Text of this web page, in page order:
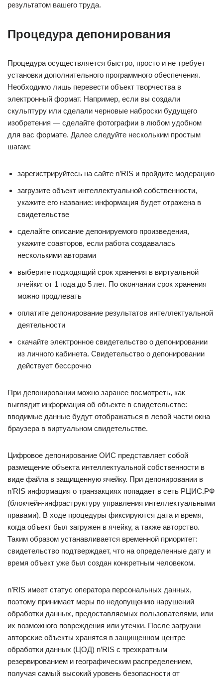
результатом вашего труда.
Процедура депонирования
Процедура осуществляется быстро, просто и не требует
установки дополнительного программного обеспечения.
Необходимо лишь перевести объект творчества в
электронный формат. Например, если вы создали
скульптуру или сделали черновые наброски будущего
изобретения — сделайте фотографии в любом удобном
для вас формате. Далее следуйте нескольким простым
шагам:
зарегистрируйтесь на сайте n’RIS и пройдите модерацию
загрузите объект интеллектуальной собственности,
укажите его название: информация будет отражена в
свидетельстве
сделайте описание депонируемого произведения,
укажите соавторов, если работа создавалась
несколькими авторами
выберите подходящий срок хранения в виртуальной
ячейки: от 1 года до 5 лет. По окончании срок хранения
можно продлевать
оплатите депонирование результатов интеллектуальной
деятельности
скачайте электронное свидетельство о депонировании
из личного кабинета. Свидетельство о депонировании
действует бессрочно
При депонировании можно заранее посмотреть, как
выглядит информация об объекте в свидетельстве:
вводимые данные будут отображаться в левой части окна
браузера в виртуальном свидетельстве.
Цифровое депонирование ОИС представляет собой
размещение объекта интеллектуальной собственности в
виде файла в защищенную ячейку. При депонировании в
n’RIS информация о транзакциях попадает в сеть РЦИС.РФ
(блокчейн-инфраструктуру управления интеллектуальными
правами). В ходе процедуры фиксируются дата и время,
когда объект был загружен в ячейку, а также авторство.
Таким образом устанавливается временной приоритет:
свидетельство подтверждает, что на определенные дату и
время объект уже был создан конкретным человеком.
n’RIS имеет статус оператора персональных данных,
поэтому принимает меры по недопущению нарушений
обработки данных, предоставляемых пользователями, или
их возможного повреждения или утечки. После загрузки
авторские объекты хранятся в защищенном центре
обработки данных (ЦОД) n’RIS с трехкратным
резервированием и географическим распределением,
получая самый высокий уровень безопасности от